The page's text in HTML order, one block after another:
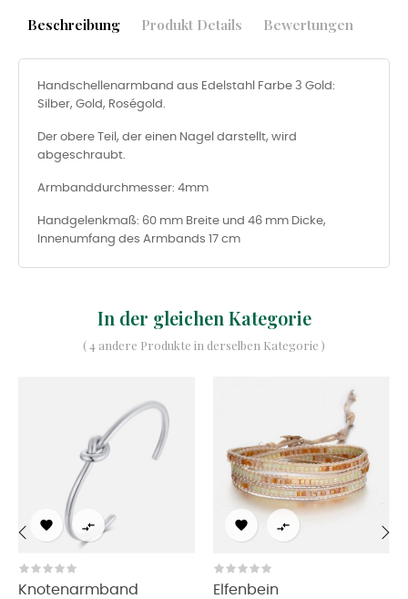
Beschreibung Produkt Details Bewertungen
Handschellenarmband aus Edelstahl Farbe 3 Gold:
Silber, Gold, Roségold.
Der obere Teil, der einen Nagel darstellt, wird
abgeschraubt.
Armbanddurchmesser: 4mm
Handgelenkmaß: 60 mm Breite und 46 mm Dicke,
Innenumfang des Armbands 17 cm
In der gleichen Kategorie
( 4 andere Produkte in derselben Kategorie )
 
Knotenarmband
 
Elfenbein
‹